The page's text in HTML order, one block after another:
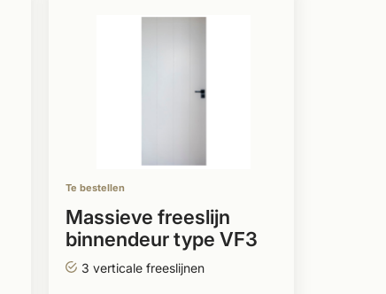
Te bestellen
Massieve freeslijn
binnendeur type VF3
stomp wit gegrond
3 verticale freeslijnen